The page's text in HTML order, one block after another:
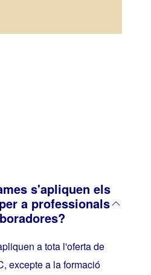
s'apliquen els
a professionals
a tota l'oferta de
excepte a la formació